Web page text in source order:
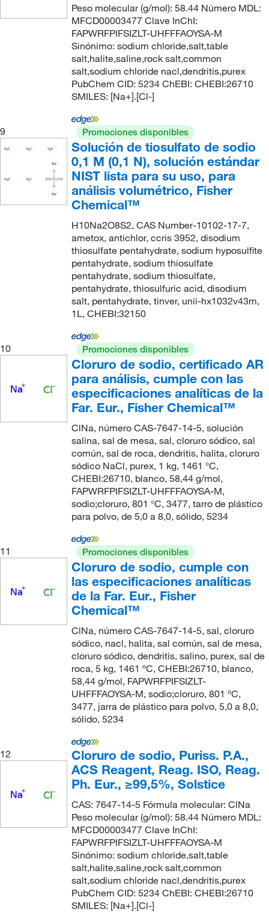
Peso molecular (g/mol): 58.44 Número MDL:
MFCD00003477 Clave InChI:
FAPWRFPIFSIZLT-UHFFFAOYSA-M
Sinónimo: sodium chloride,salt,table
salt,halite,saline,rock salt,common
salt,sodium chloride nacl,dendritis,purex
PubChem CID: 5234 ChEBI: CHEBI:26710
SMILES: [Na+].[Cl-]
9 Promociones disponibles
Solución de tiosulfato de sodio
0,1 M (0,1 N), solución estándar
NIST lista para su uso, para
análisis volumétrico, Fisher
Chemical™
H10Na2O8S2, CAS Number-10102-17-7,
ametox, antichlor, ccris 3952, disodium
thiosulfate pentahydrate, sodium hyposulfite
pentahydrate, sodium thiosulfate
pentahydrate, sodium thiosulfate,
pentahydrate, thiosulfuric acid, disodium
salt, pentahydrate, tinver, unii-hx1032v43m,
1L, CHEBI:32150
10 Promociones disponibles
Cloruro de sodio, certificado AR
para análisis, cumple con las
especificaciones analíticas de la
Far. Eur., Fisher Chemical™
ClNa, número CAS-7647-14-5, solución
salina, sal de mesa, sal, cloruro sódico, sal
común, sal de roca, dendritis, halita, cloruro
sódico NaCl, purex, 1 kg, 1461 °C,
CHEBI:26710, blanco, 58,44 g/mol,
FAPWRFPIFSIZLT-UHFFFAOYSA-M,
sodio;cloruro, 801 °C, 3477, tarro de plástico
para polvo, de 5,0 a 8,0, sólido, 5234
11 Promociones disponibles
Cloruro de sodio, cumple con
las especificaciones analíticas
de la Far. Eur., Fisher
Chemical™
ClNa, número CAS-7647-14-5, sal, cloruro
sódico, nacl, halita, sal común, sal de mesa,
cloruro sódico, dendritis, salino, purex, sal de
roca, 5 kg, 1461 ºC, CHEBI:26710, blanco,
58,44 g/mol, FAPWRFPIFSIZLT-
UHFFFAOYSA-M, sodio;cloruro, 801 ºC,
3477, jarra de plástico para polvo, 5,0 a 8,0,
sólido, 5234
12
Cloruro de sodio, Puriss. P.A.,
ACS Reagent, Reag. ISO, Reag.
Ph. Eur., ≥99,5%, Solstice
CAS: 7647-14-5 Fórmula molecular: ClNa
Peso molecular (g/mol): 58.44 Número MDL:
MFCD00003477 Clave InChI:
FAPWRFPIFSIZLT-UHFFFAOYSA-M
Sinónimo: sodium chloride,salt,table
salt,halite,saline,rock salt,common
salt,sodium chloride nacl,dendritis,purex
PubChem CID: 5234 ChEBI: CHEBI:26710
SMILES: [Na+].[Cl-]